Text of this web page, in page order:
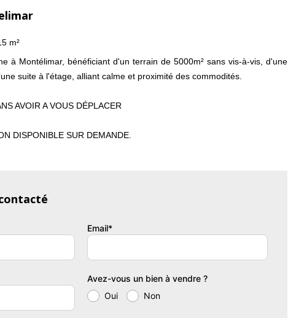
m²
à Montélimar, bénéficiant d'un terrain de 5000m² sans vis-à-vis, d'une
suite à l'étage, alliant calme et proximité des commodités.
AVOIR A VOUS DÉPLACER
DISPONIBLE SUR DEMANDE.
tout à proximité d'une zone boisée. Un terrain plat sans vis-à-vis avec
par son prix !
en rez-de-chaussée, d'un salon/séjour/cuisine de 60m², d'une
Email*
Avez-vous un bien à vendre ?
Oui
Non